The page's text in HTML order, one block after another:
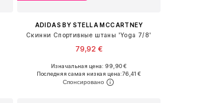
ADIDAS BY STELLA MCCARTNEY
Скинни Спортивные штаны 'Yoga 7/8'
79,92 €
Доступные размеры: XS, S, M, L, XL
Добавить в корзину
Изначальная цена: 99,90 €
Последняя самая низкая цена:76,41 €